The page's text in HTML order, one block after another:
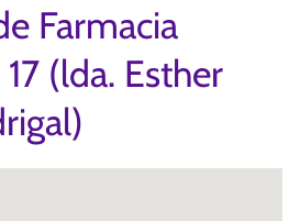
Farmacia
(lda. Esther